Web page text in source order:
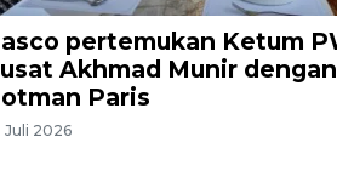
pertemukan Ketum
Akhmad Munir dengan
Paris
Juli 2026